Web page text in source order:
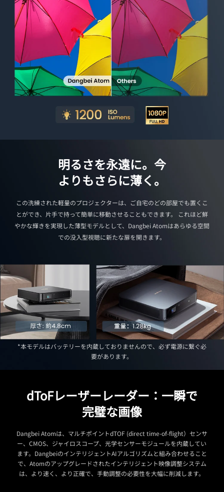
明るさを永遠に。今
よりもさらに薄く。
この洗練された軽量のプロジェクターは、ご自宅のどの部屋でも置くこ
とができ、片手で持って簡単に移動させることもできます。 これほど鮮
やかな輝きを実現した薄型モデルとして、Dangbei Atomはあらゆる空間
での没入型視聴に新たな扉を開きます。
*本モデルはバッテリーを内蔵しておりませんので、必ず電源に繋ぐ必
要があります。
dToFレーザーレーダー：一瞬で
完璧な画像
Dangbei Atomは、マルチポイントdTOF (direct time-of-flight）センサ
ー、CMOS、ジャイロスコープ、光学センサーモジュールを内蔵してい
ます。DangbeiのインテリジェントAIアルゴリズムと組み合わせること
で、Atomのアップグレードされたインテリジェント映像調整システム
は、より速く、より正確で、手動調整の必要性を大幅に削減します。